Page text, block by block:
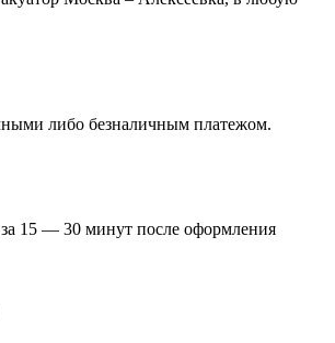
либо безналичным платежом.
15 — 30 минут после оформления